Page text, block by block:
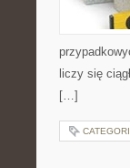
liczy się
[…]